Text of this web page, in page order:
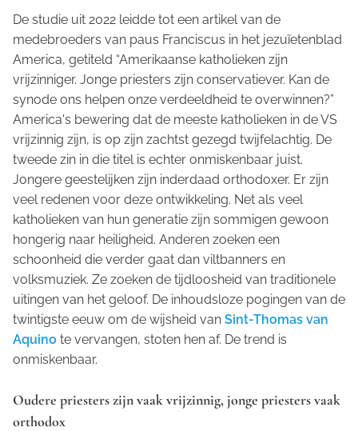
De studie uit 2022 leidde tot een artikel van de
medebroeders van paus Franciscus in het jezuïetenblad
America, getiteld “Amerikaanse katholieken zijn
vrijzinniger. Jonge priesters zijn conservatiever. Kan de
synode ons helpen onze verdeeldheid te overwinnen?”
America's bewering dat de meeste katholieken in de VS
vrijzinnig zijn, is op zijn zachtst gezegd twijfelachtig. De
tweede zin in die titel is echter onmiskenbaar juist.
Jongere geestelijken zijn inderdaad orthodoxer. Er zijn
veel redenen voor deze ontwikkeling. Net als veel
katholieken van hun generatie zijn sommigen gewoon
hongerig naar heiligheid. Anderen zoeken een
schoonheid die verder gaat dan viltbanners en
volksmuziek. Ze zoeken de tijdloosheid van traditionele
uitingen van het geloof. De inhoudsloze pogingen van de
twintigste eeuw om de wijsheid van Sint-Thomas van
Aquino te vervangen, stoten hen af. De trend is
onmiskenbaar.
Oudere priesters zijn vaak vrijzinnig, jonge priesters vaak
orthodox